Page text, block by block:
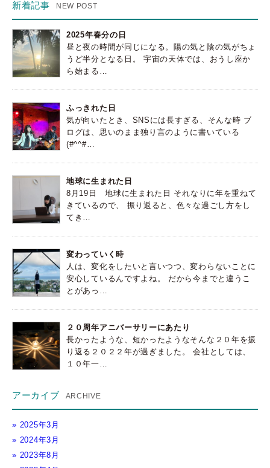
ス
新着記事
2025年春分の日
昼と夜の時間が同じになる。陽の気と陰の気がちょ
うど半分となる日。 宇宙の天体では、おうし座か
ら始まる…
ふっきれた日
気が向いたとき、SNSには長すぎる、そんな時 ブ
ログは、思いのまま独り言のように書いている
(#^^#…
地球に生まれた日
8月19日 地球に生まれた日 それなりに年を重ねて
きているので、 振り返ると、色々な過ごし方をし
てき…
変わっていく時
人は、変化をしたいと言いつつ、変わらないことに
安心しているんですよね。 だから今までと違うこ
とがあっ…
２０周年アニバーサリーにあたり
長かったような、短かったようなそんな２０年を振
り返る２０２２年が過ぎました。 会社としては、
１０年一…
アーカイブ
2025年3月
2024年3月
2023年8月